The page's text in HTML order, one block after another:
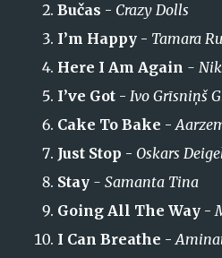
Bučas - Crazy Dolls
I’m Happy - Tamara
Here I Am Again -
I’ve Got - Ivo Grīsniņš
Cake To Bake -
Just Stop - Oskars
Stay - Samanta Tina
Going All The Way -
I Can Breathe -